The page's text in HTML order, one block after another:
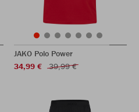
JAKO Polo Power
34,99 €
39,99 €